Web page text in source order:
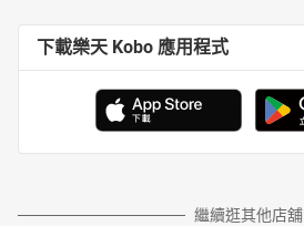
下載樂天 Kobo 應用程式
繼續逛其他店舖